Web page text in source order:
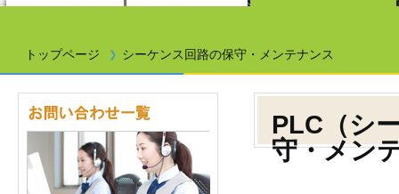
トップページ シーケンス回路の保守・メンテナンス
PLC（シ
守・メン